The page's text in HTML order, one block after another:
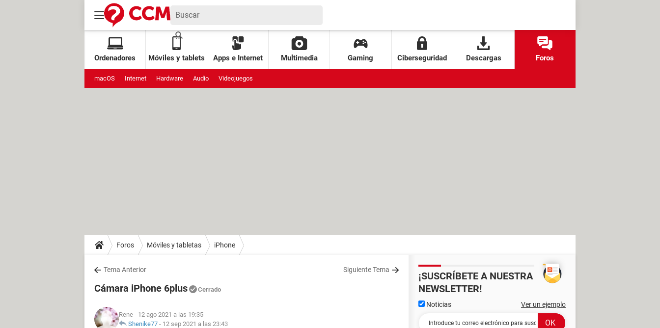
Ordenadores Móviles y tablets Apps e Internet Multimedia Gaming Ciberseguridad Descargas Foros
macOS Internet Hardware Audio Videojuegos
Foros Móviles y tabletas iPhone
Tema Anterior Siguiente Tema
Cámara iPhone 6plus Cerrado
Rene - 12 ago 2021 a las 19:35
Shenike77 - 12 sep 2021 a las 23:43
¡SUSCRÍBETE A NUESTRA
NEWSLETTER!
Noticias Ver un ejemplo